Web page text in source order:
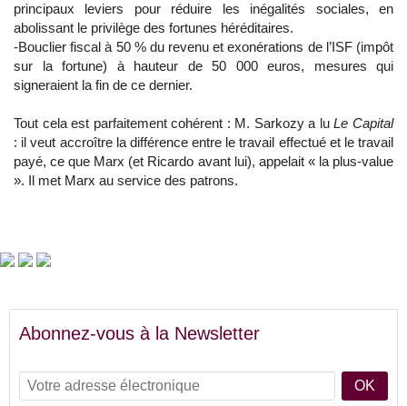
principaux leviers pour réduire les inégalités sociales, en
abolissant le privilège des fortunes héréditaires.
-Bouclier fiscal à 50 % du revenu et exonérations de l’ISF (impôt
sur la fortune) à hauteur de 50 000 euros, mesures qui
signeraient la fin de ce dernier.
Tout cela est parfaitement cohérent : M. Sarkozy a luLe Capital
: il veut accroître la différence entre le travail effectué et le travail
payé, ce que Marx (et Ricardo avant lui), appelait « la plus-value
». Il met Marx au service des patrons.
Abonnez-vous à la Newsletter
OK